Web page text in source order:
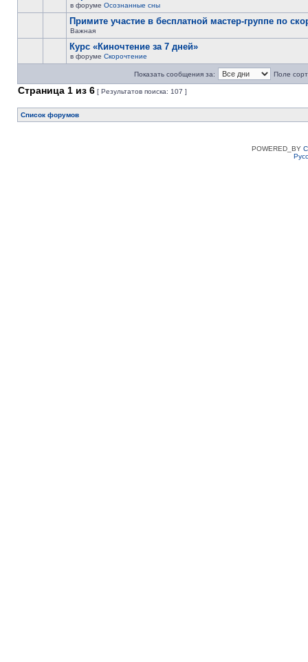
в форуме Осознанные сны
Примите участие в бесплатной мастер-группе по
Важная
Курс «Киночтение за 7 дней»
в форуме Скорочтение
Показать сообщения за: Поле
Страница 1 из 6 [ Результатов поиска: 107 ]
Список форумов
POWERED_BY